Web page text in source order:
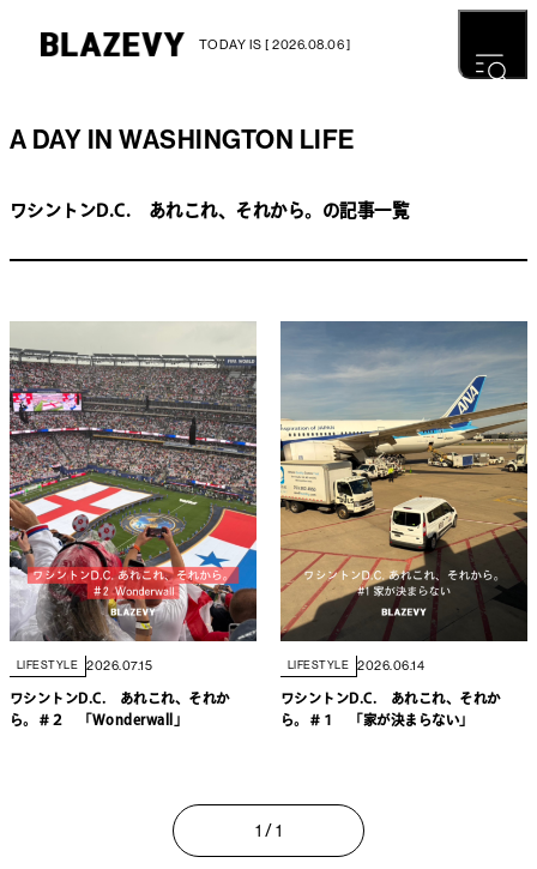
TODAY IS [ 2026.08.06 ]
A DAY IN WASHINGTON LIFE
ワシントンD.C. あれこれ、それから。の記事一覧
LIFESTYLE 2026.07.15
ワシントンD.C. あれこれ、それか
ら。＃２ 「Wonderwall」
LIFESTYLE 2026.06.14
ワシントンD.C. あれこれ、それか
ら。＃１ 「家が決まらない」
1 / 1